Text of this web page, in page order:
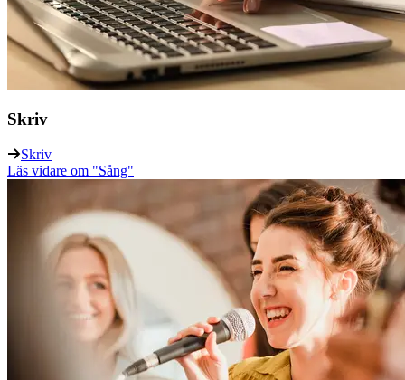
Skriv
Skriv
Läs vidare om "Sång"